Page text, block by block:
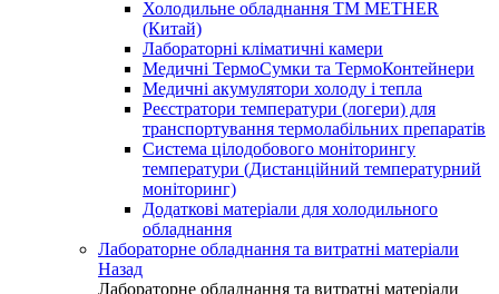
Холодильне обладнання TM METHER
(Китай)
Лабораторні кліматичні камери
Медичні ТермоСумки та ТермоКонтейнери
Медичні акумулятори холоду і тепла
Реєстратори температури (логери) для
транспортування термолабільних препаратів
Система цілодобового моніторингу
температури (Дистанційний температурний
моніторинг)
Додаткові матеріали для холодильного
обладнання
Лабораторне обладнання та витратні матеріали
Назад
Лабораторне обладнання та витратні матеріали